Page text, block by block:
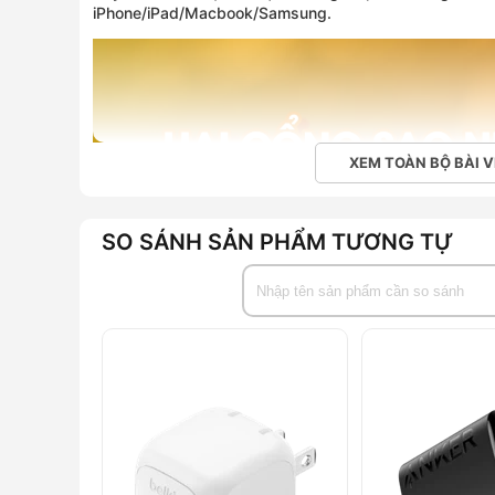
iPhone/iPad/Macbook/Samsung.
XEM TOÀN BỘ BÀI
SO SÁNH SẢN PHẨM TƯƠNG TỰ